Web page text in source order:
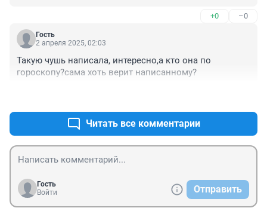
+0 –0
Гость
2 апреля 2025, 02:03
Такую чушь написала, интересно,а кто она по
гороскопу?сама хоть верит написанному?
Читать все комментарии
Гость
Войти
Отправить